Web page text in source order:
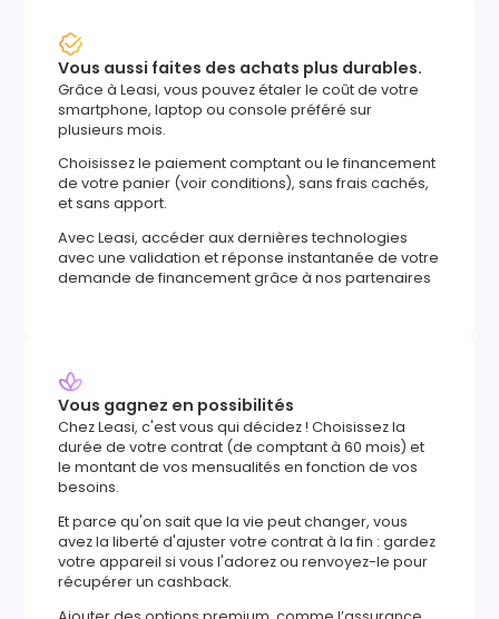
Vous aussi faites des achats plus durables.
Grâce à Leasi, vous pouvez étaler le coût de votre
smartphone, laptop ou console préféré sur
plusieurs mois.
Choisissez le paiement comptant ou le financement
de votre panier (voir conditions), sans frais cachés,
et sans apport.
Avec Leasi, accéder aux dernières technologies
avec une validation et réponse instantanée de votre
demande de financement grâce à nos partenaires
Vous gagnez en possibilités
Chez Leasi, c'est vous qui décidez ! Choisissez la
durée de votre contrat (de comptant à 60 mois) et
le montant de vos mensualités en fonction de vos
besoins.
Et parce qu'on sait que la vie peut changer, vous
avez la liberté d'ajuster votre contrat à la fin : gardez
votre appareil si vous l'adorez ou renvoyez-le pour
récupérer un cashback.